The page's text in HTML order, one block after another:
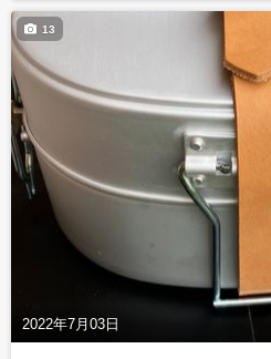
2022年7月03日
13